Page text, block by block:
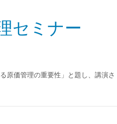
セミナー
原価管理の重要性」と題し、講演さ